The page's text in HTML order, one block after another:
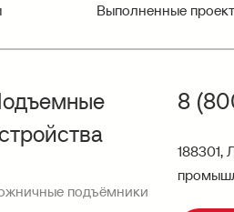
Выполненные
подъёмники
8
188301,